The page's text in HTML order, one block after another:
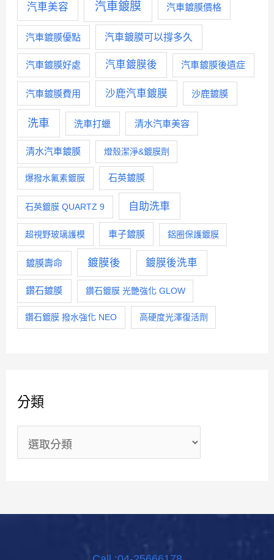
汽車美容 汽車鍍膜 汽車鍍膜價格
汽車鍍膜優點 汽車鍍膜可以撐多久
汽車鍍膜好處 汽車鍍膜後 汽車鍍膜後遺症
汽車鍍膜費用 沙鹿汽車鍍膜 沙鹿鍍膜
洗車 洗車打蠟 清水汽車美容
清水汽車鍍膜 燈殼潔淨&鍍膜劑
爆撥水氟素鍍膜 石英鍍膜
石英鍍膜 QUARTZ 9 自助洗車
超視野玻璃護模 車子鍍膜 鋁圈保護鍍膜
鍍膜壽命 鍍膜後 鍍膜後洗車
鑽石鍍膜 鑽石鍍膜 光艷強化 GLOW
鑽石鍍膜 撥水強化 NEO 高硬度光澤復活劑
分類